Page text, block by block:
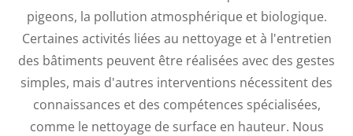
pigeons, la pollution atmosphérique et biologique.
Certaines activités liées au nettoyage et à l'entretien
des bâtiments peuvent être réalisées avec des gestes
simples, mais d'autres interventions nécessitent des
connaissances et des compétences spécialisées,
comme le nettoyage de surface en hauteur. Nous